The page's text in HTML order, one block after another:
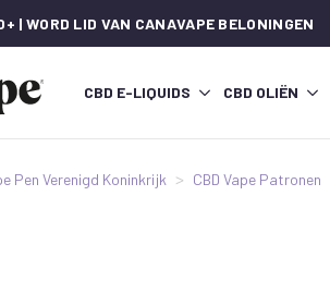
| WORD LID VAN CANAVAPE BELONINGEN
CBD E-LIQUIDS CBD OLIËN
Pen Verenigd Koninkrijk CBD Vape Patronen